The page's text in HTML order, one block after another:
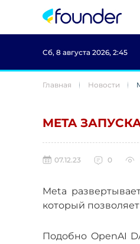
Сб, 8 августа 2026, 2:45
Главная Новости
META
07.12.23 0
Meta
который
Подобно OpenAI